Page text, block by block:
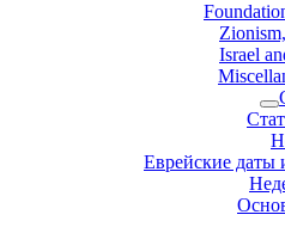
Israel
Еврейские даты